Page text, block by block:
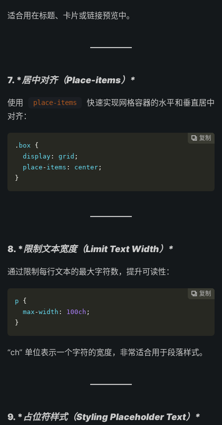
适合用在标题、卡片或链接预览中。
7. *居中对齐（Place-items）*
使用 place-items
快速实现网格容器的水平和垂直居中
对齐：
 复制
 复制
 复制
 复制
 复制
 复制
. box {
  display
: grid ;
  place
- items : center ;
}
8. *限制文本宽度（Limit Text Width）*
通过限制每行文本的最大字符数，提升可读性：
 复制
 复制
 复制
 复制
 复制
p {
  max
-width : 100ch ;
}
“ch” 单位表示一个字符的宽度，非常适合用于段落样式。
9. * 占位符样式（Styling Placeholder Text）*